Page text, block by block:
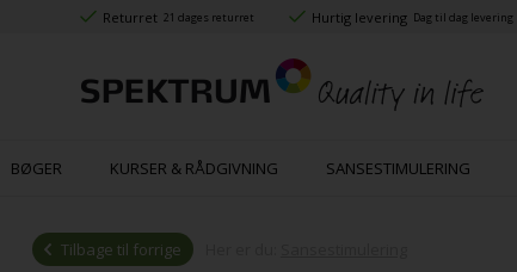
Returret 21 dages returret Hurtig levering Dag til dag levering
BØGER KURSER & RÅDGIVNING SANSESTIMULERING
Tilbage til forrige